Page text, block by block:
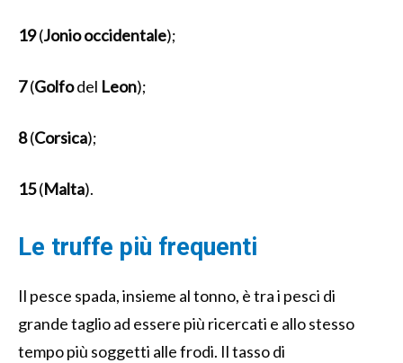
19(Jonio occidentale);
7(Golfodel Leon);
8(Corsica);
15(Malta).
Le truffe più frequenti
Il pesce spada, insieme al tonno, è tra i pesci di
grande taglio ad essere più ricercati e allo stesso
tempo più soggetti alle frodi. Il tasso di